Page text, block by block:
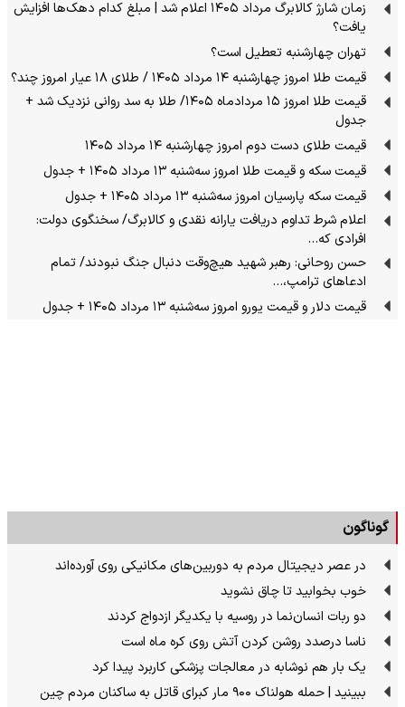
زمان شارژ کالابرگ مرداد ۱۴۰۵ اعلام شد | مبلغ کدام دهک‌ها افزایش
یافت؟
تهران چهارشنبه تعطیل است؟
قیمت طلا امروز چهارشنبه ۱۴ مرداد ۱۴۰۵ / طلای ۱۸ عیار امروز چند؟
قیمت طلا امروز ۱۵ مردادماه ۱۴۰۵/ طلا به سد روانی نزدیک شد +
جدول
قیمت طلای دست دوم امروز چهارشنبه ۱۴ مرداد ۱۴۰۵
قیمت سکه و قیمت طلا امروز سه‌شنبه ۱۳ مرداد ۱۴۰۵ + جدول
قیمت سکه پارسیان امروز سه‌شنبه ۱۳ مرداد ۱۴۰۵ + جدول
اعلام شرط تداوم دریافت یارانه نقدی و کالابرگ/ سخنگوی دولت:
افرادی که…
حسن روحانی: رهبر شهید هیچ‌وقت دنبال جنگ نبودند/ تمام
ادعاهای ترامپ،…
قیمت دلار و قیمت یورو امروز سه‌شنبه ۱۳ مرداد ۱۴۰۵ + جدول
گوناگون
در عصر دیجیتال مردم به دوربین‌های مکانیکی روی آورده‌اند
خوب بخوابید تا چاق نشوید
دو ربات انسان‌نما در روسیه با یکدیگر ازدواج کردند
ناسا درصدد روشن کردن آتش روی کره ماه است
یک بار هم نوشابه در معالجات پزشکی کاربرد پیدا کرد
ببینید | حمله هولناک ۹۰۰ مار کبرای قاتل به ساکنان مردم چین